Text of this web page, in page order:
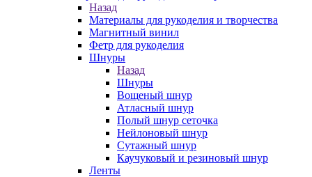
Назад
Материалы для рукоделия и творчества
Магнитный винил
Фетр для рукоделия
Шнуры
Назад
Шнуры
Вощеный шнур
Атласный шнур
Полый шнур сеточка
Нейлоновый шнур
Сутажный шнур
Каучуковый и резиновый шнур
Ленты